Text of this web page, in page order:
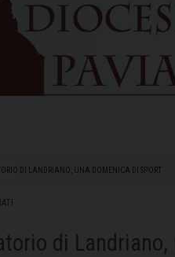
DI LANDRIANO, UNA DOMENICA DI SPORT
di